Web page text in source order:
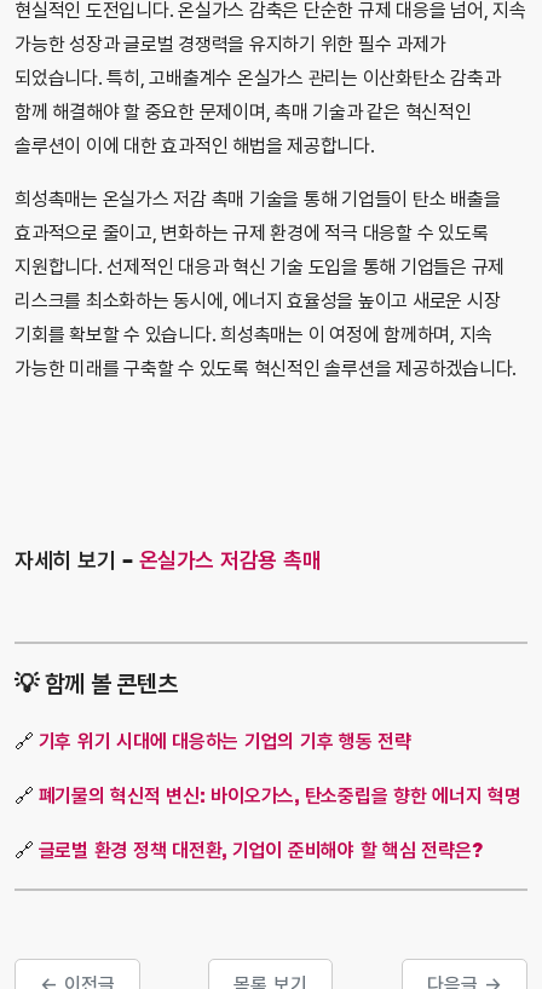
현실적인 도전입니다. 온실가스 감축은 단순한 규제 대응을 넘어, 지속
가능한 성장과 글로벌 경쟁력을 유지하기 위한 필수 과제가
되었습니다. 특히, 고배출계수 온실가스 관리는 이산화탄소 감축과
함께 해결해야 할 중요한 문제이며, 촉매 기술과 같은 혁신적인
솔루션이 이에 대한 효과적인 해법을 제공합니다.
희성촉매는 온실가스 저감 촉매 기술을 통해 기업들이 탄소 배출을
효과적으로 줄이고, 변화하는 규제 환경에 적극 대응할 수 있도록
지원합니다. 선제적인 대응과 혁신 기술 도입을 통해 기업들은 규제
리스크를 최소화하는 동시에, 에너지 효율성을 높이고 새로운 시장
기회를 확보할 수 있습니다. 희성촉매는 이 여정에 함께하며, 지속
가능한 미래를 구축할 수 있도록 혁신적인 솔루션을 제공하겠습니다.
자세히 보기 – 온실가스 저감용 촉매
💡 함께 볼 콘텐츠
🔗 기후 위기 시대에 대응하는 기업의 기후 행동 전략
🔗 폐기물의 혁신적 변신: 바이오가스, 탄소중립을 향한 에너지 혁명
🔗 글로벌 환경 정책 대전환, 기업이 준비해야 할 핵심 전략은?